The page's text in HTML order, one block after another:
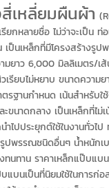
เหลี่ยมผืนผ้า
ยกหลายชื่อ ไม่ว่าจะเป็น
เป็นเหล็กที่มีโครงสร้างรู
มยาว 6,000 มิลลิเมตร/เ
รียบไม่หยาบ ขนาดความย
รฐานกำหนด เน้นสำหรับใ
ะขนาดกลาง เป็นเหล็กที่ไ
ไปประยุกต์ใช้ในงานทั่วไป
ปพรรณชนิดอื่นๆ น้ำหนักเ
นทาน ราคาเหล็กแป๊บแบ
แบนเป็นที่นิยมใช้ในการก่อ